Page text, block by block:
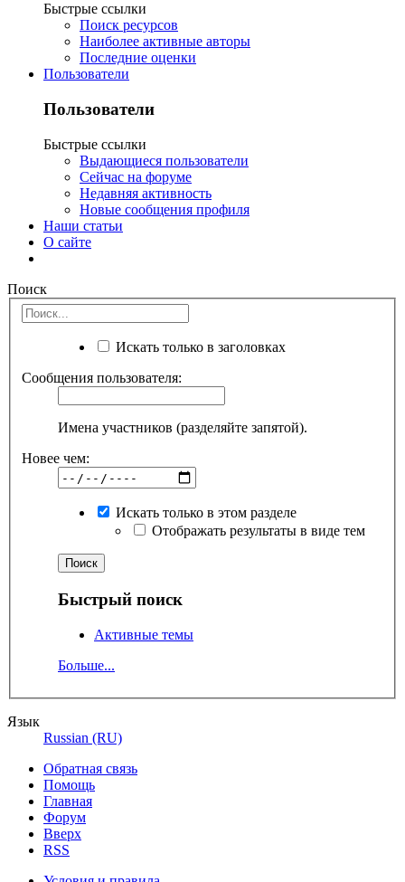
Быстрые ссылки
Поиск ресурсов
Наиболее активные авторы
Последние оценки
Пользователи
Пользователи
Быстрые ссылки
Выдающиеся пользователи
Сейчас на форуме
Недавняя активность
Новые сообщения профиля
Наши статьи
О сайте
Поиск
Искать только в заголовках
Сообщения пользователя:
Имена участников (разделяйте запятой).
Новее чем:
Искать только в этом разделе
Отображать результаты в виде тем
Быстрый поиск
Активные темы
Больше...
Язык
Russian (RU)
Обратная связь
Помощь
Главная
Форум
Вверх
RSS